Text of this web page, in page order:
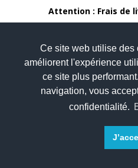
Ce site web utilise des
améliorent l'expérience
ce site plus
navigation, vous
confidentialité.
Attention : Frais de